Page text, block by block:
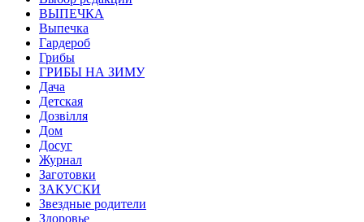
ВЫПЕЧКА
Выпечка
Гардероб
Грибы
ГРИБЫ НА ЗИМУ
Дача
Детская
Дозвілля
Дом
Досуг
Журнал
Заготовки
ЗАКУСКИ
Звездные родители
Здоровье